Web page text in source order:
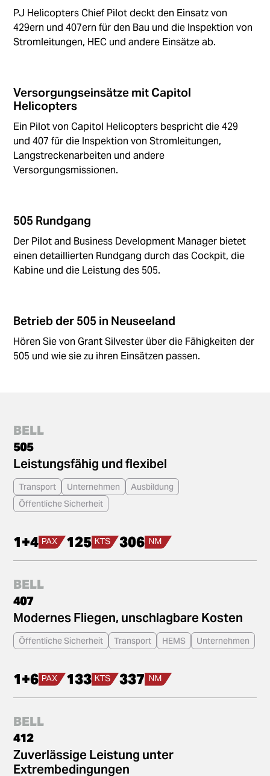
PJ Helicopters Chief Pilot deckt den Einsatz von
429ern und 407ern für den Bau und die Inspektion von
Stromleitungen, HEC und andere Einsätze ab.
Versorgungseinsätze mit Capitol
Helicopters
Ein Pilot von Capitol Helicopters bespricht die 429
und 407 für die Inspektion von Stromleitungen,
Langstreckenarbeiten und andere
Versorgungsmissionen.
505 Rundgang
Der Pilot and Business Development Manager bietet
einen detaillierten Rundgang durch das Cockpit, die
Kabine und die Leistung des 505.
Betrieb der 505 in Neuseeland
Hören Sie von Grant Silvester über die Fähigkeiten der
505 und wie sie zu ihren Einsätzen passen.
BELL
505
Leistungsfähig und flexibel
Transport Unternehmen
Ausbildung
Öffentliche Sicherheit
1+4 125 306
BELL
407
Modernes Fliegen, unschlagbare Kosten
Öffentliche Sicherheit Transport HEMS Unternehmen
1+6 133 337
BELL
412
Zuverlässige Leistung unter
Extrembedingungen